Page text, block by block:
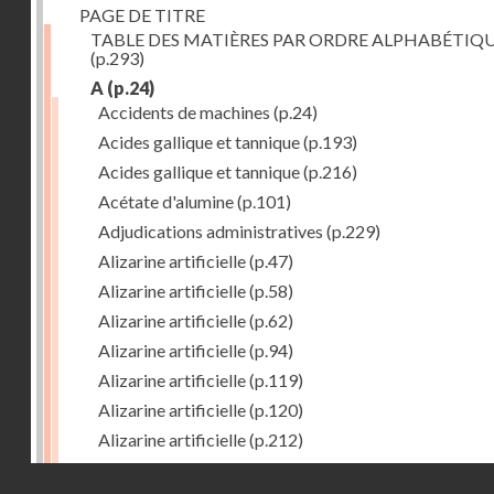
PAGE DE TITRE
TABLE DES MATIÈRES PAR ORDRE
(p.293)
A (p.24)
Accidents de machines (p.24)
Acides gallique et tannique(p.193)
Acides gallique et tannique(p.216)
Acétate d'alumine(p.101)
Adjudications administratives (p.229)
Alizarine artificielle(p.47)
Alizarine artificielle(p.58)
Alizarine artificielle(p.62)
Alizarine artificielle(p.94)
Alizarine artificielle(p.119)
Alizarine artificielle(p.120)
Alizarine artificielle(p.212)
Alizarine artificielle(p.256)